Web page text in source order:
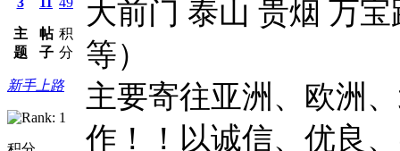
主
题
帖
子
积
分
新手上路
大前门 泰山 贵烟 万
等）
主要寄往亚洲、欧洲
作！！以诚信、优良